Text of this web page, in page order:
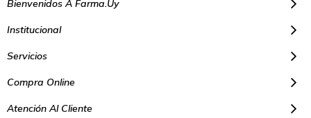
Bienvenidos A Farma.uy
Institucional
Servicios
Compra Online
Atención Al Cliente